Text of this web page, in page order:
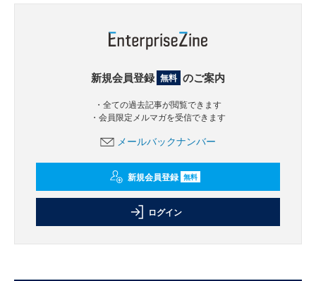
新規会員登録 無料 のご案内
・全ての過去記事が閲覧できます
・会員限定メルマガを受信できます
メールバックナンバー
新規会員登録 無料
ログイン